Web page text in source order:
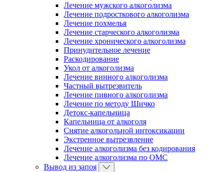
Лечение мужского алкоголизма
Лечение подросткового алкоголизма
Лечение похмелья
Лечение старческого алкоголизма
Лечение хронического алкоголизма
Принудительное лечение
Раскодирование
Укол от алкоголизма
Лечение винного алкоголизма
Частный вытрезвитель
Лечение пивного алкоголизма
Лечение по методу Шичко
Детокс-капельница
Капельница от алкоголя
Снятие алкогольной интоксикации
Экстренное вытрезвление
Лечение алкоголизма без кодирования
Лечение алкоголизма по ОМС
Вывод из запоя